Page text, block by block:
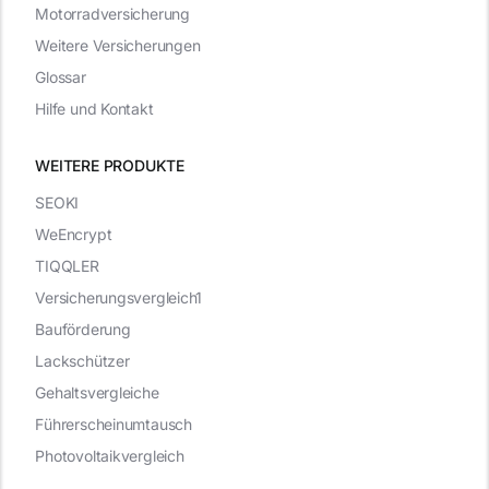
WEITERE PRODUKTE
Motorradversicherung
Weitere Versicherungen
Glossar
Hilfe und Kontakt
SEOKI
WeEncrypt
TIQQLER
Versicherungsvergleich1
Bauförderung
Lackschützer
Gehaltsvergleiche
Führerscheinumtausch
Photovoltaikvergleich